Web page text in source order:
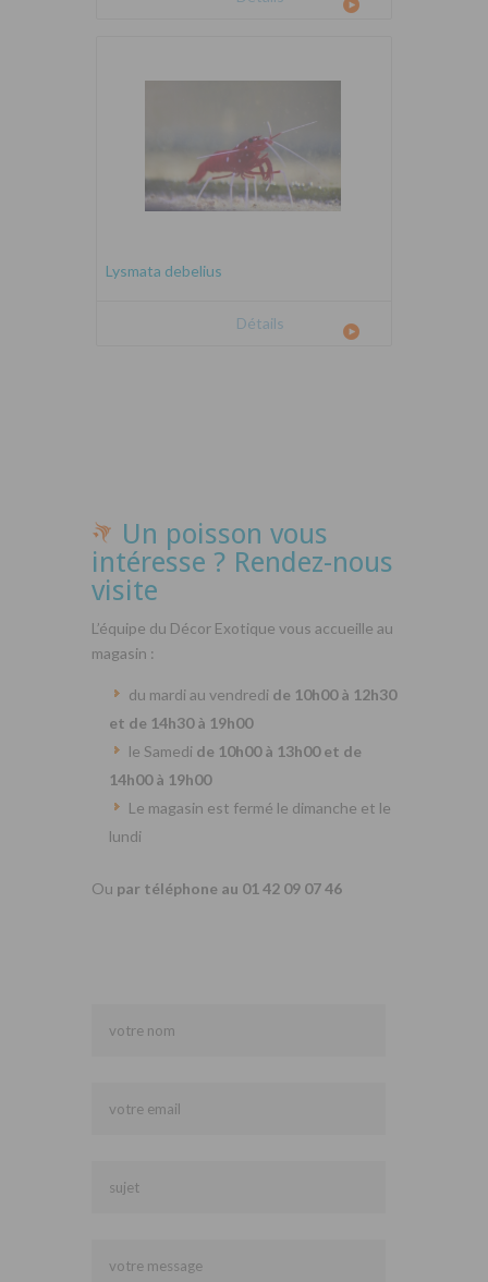
Lysmata debelius
Détails
Un poisson vous
intéresse ? Rendez-nous
visite
L’équipe du Décor Exotique vous accueille au
magasin :
du mardi au vendredi de 10h00 à 12h30
et de 14h30 à 19h00
le Samedi de 10h00 à 13h00 et de
14h00 à 19h00
Le magasin est fermé le dimanche et le
lundi
Ou par téléphone au 01 42 09 07 46